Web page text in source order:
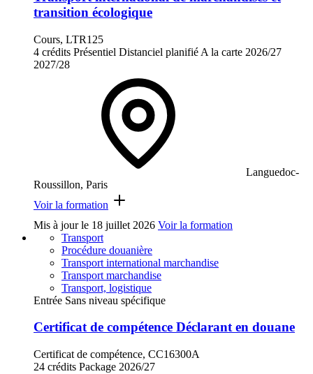
transition écologique
Cours, LTR125
4 crédits Présentiel Distanciel planifié A la carte 2026/27
2027/28
Languedoc-
Roussillon, Paris
Voir la formation
Mis à jour le 18 juillet 2026 Voir la formation
Transport
Procédure douanière
Transport international marchandise
Transport marchandise
Transport, logistique
Entrée Sans niveau spécifique
Certificat de compétence Déclarant en douane
Certificat de compétence, CC16300A
24 crédits Package 2026/27